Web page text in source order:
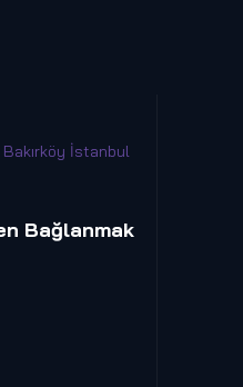
İstanbul
Bağlanmak